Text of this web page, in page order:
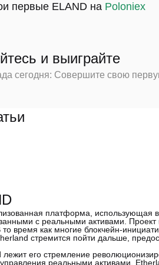
первые ELAND на Poloniex
и выиграйте
сегодня: Совершите свою
платформа, использующая
с реальными активами. Проект
время как многие блокчейн-
стремится пойти дальше,
его стремление
реальными активами,